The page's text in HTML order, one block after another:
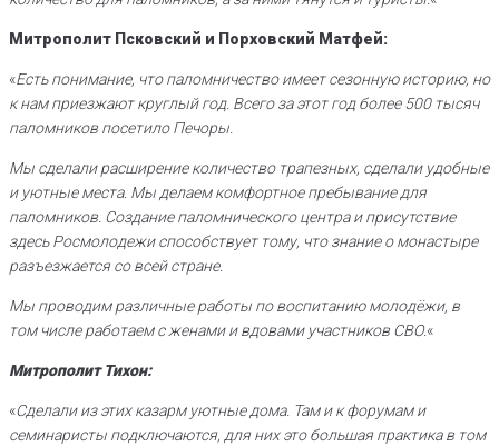
Митрополит Псковский и Порховский Матфей:
«Есть понимание, что паломничество имеет сезонную историю, но
к нам приезжают круглый год. Всего за этот год более 500 тысяч
паломников посетило Печоры.
Мы сделали расширение количество трапезных, сделали удобные
и уютные места. Мы делаем комфортное пребывание для
паломников. Создание паломнического центра и присутствие
здесь Росмолодежи способствует тому, что знание о монастыре
разъезжается со всей стране.
Мы проводим различные работы по воспитанию молодёжи, в
том числе работаем с женами и вдовами участников СВО.«
Митрополит Тихон:
«Сделали из этих казарм уютные дома. Там и к форумам и
семинаристы подключаются, для них это большая практика в том